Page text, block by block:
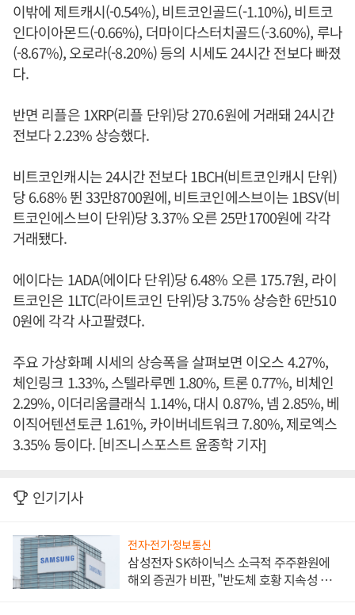
이밖에 제트캐시(-0.54%), 비트코인골드(-1.10%), 비트코
인다이아몬드(-0.66%), 더마이다스터치골드(-3.60%), 루나
(-8.67%), 오로라(-8.20%) 등의 시세도 24시간 전보다 빠졌
다.
반면 리플은 1XRP(리플 단위)당 270.6원에 거래돼 24시간
전보다 2.23% 상승했다.
비트코인캐시는 24시간 전보다 1BCH(비트코인캐시 단위)
당 6.68% 뛴 33만8700원에, 비트코인에스브이는 1BSV(비
트코인에스브이 단위)당 3.37% 오른 25만1700원에 각각
거래됐다.
에이다는 1ADA(에이다 단위)당 6.48% 오른 175.7원, 라이
트코인은 1LTC(라이트코인 단위)당 3.75% 상승한 6만510
0원에 각각 사고팔렸다.
주요 가상화폐 시세의 상승폭을 살펴보면 이오스 4.27%,
체인링크 1.33%, 스텔라루멘 1.80%, 트론 0.77%, 비체인
2.29%, 이더리움클래식 1.14%, 대시 0.87%, 넴 2.85%, 베
이직어텐션토큰 1.61%, 카이버네트워크 7.80%, 제로엑스
3.35% 등이다. [비즈니스포스트 윤종학 기자]
인기기사
전자·전기·정보통신
삼성전자 SK하이닉스 소극적 주주환원에
해외 증권가 비판, "반도체 호황 지속성 의